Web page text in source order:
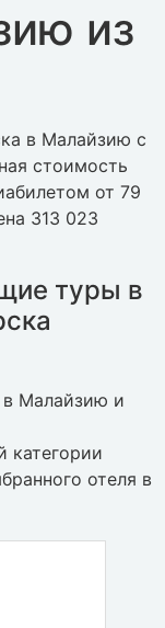
из
в Малайзию с
стоимость
от 79
313 023
туры в
в Малайзию и
категории
отеля в